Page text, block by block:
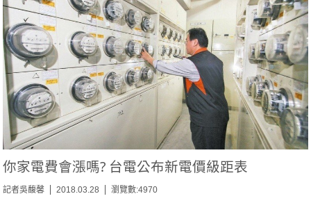
你家電費會漲嗎? 台電公布新電價級距表
記者吳馥馨 2018.03.28 瀏覽數:4970